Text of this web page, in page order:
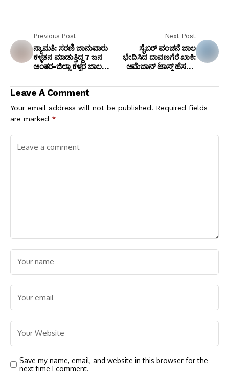
Previous Post
ನ್ಯಾಮತಿ: ಸರಣಿ ಜಾನುವಾರು
ಕಳ್ಳತನ ಮಾಡುತ್ತಿದ್ದ 7 ಜನ
ಅಂತರ-ಜಿಲ್ಲಾ ಕಳ್ಳರ ಜಾಲ
Next Post
ಸೈಬರ್ ವಂಚನೆ ಜಾಲ
ಭೇದಿಸಿದ ದಾವಣಗೆರೆ ಖಾಕಿ:
ಅಮೆಜಾನ್ ಟಾಸ್ಕ್ ಹೆಸರಲ್ಲಿ
ಬಂಧನ!
Leave A Comment
Your email address will not be published. Required fields
are marked *
Save my name, email, and website in this browser for the
next time I comment.